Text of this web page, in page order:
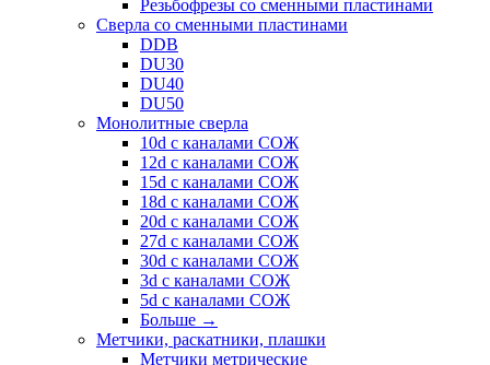
Резьбофрезы со сменными пластинами
Сверла со сменными пластинами
DDB
DU30
DU40
DU50
Монолитные сверла
10d с каналами СОЖ
12d с каналами СОЖ
15d с каналами СОЖ
18d с каналами СОЖ
20d с каналами СОЖ
27d с каналами СОЖ
30d с каналами СОЖ
3d с каналами СОЖ
5d с каналами СОЖ
Больше →
Метчики, раскатники, плашки
Метчики метрические